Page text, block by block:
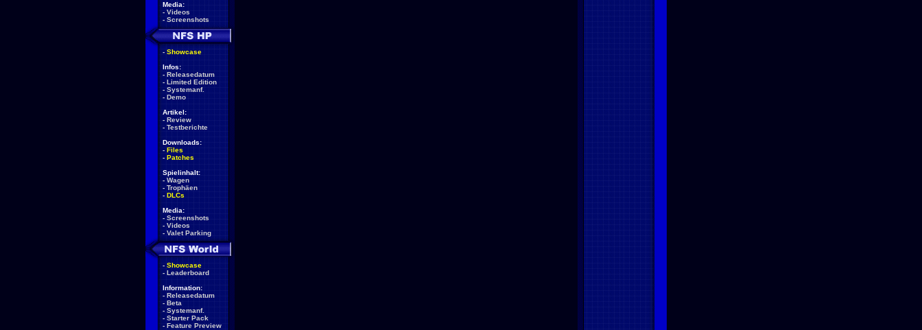
Media:
- Videos
- Screenshots
- Showcase
Infos:
- Releasedatum
- Limited Edition
- Systemanf.
- Demo
Artikel:
- Review
- Testberichte
Downloads:
- Files
- Patches
Spielinhalt:
- Wagen
- Trophäen
- DLCs
Media:
- Screenshots
- Videos
- Valet Parking
- Showcase
- Leaderboard
Information:
- Releasedatum
- Beta
- Systemanf.
- Starter Pack
- Feature Preview